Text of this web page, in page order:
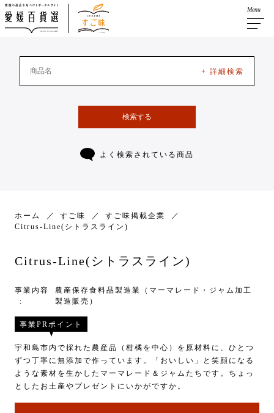
Menu
+ 詳細検索
検索する
よく検索されている商品
ホーム すご味
すご味掲載企業
Citrus-Line(シトラスライン)
Citrus-Line(シトラスライン)
事業内容
農産保存食料品製造業（マーマレード・ジャム加工
製造販売）
事業PRポイント
宇和島市内で採れた農産品（柑橘を中心）を原材料に、ひとつ
ずつ丁寧に無添加で作っています。「おいしい」と笑顔になる
ような素材を生かしたマーマレード＆ジャムたちです。ちょっ
としたお土産やプレゼントにいかがですか。